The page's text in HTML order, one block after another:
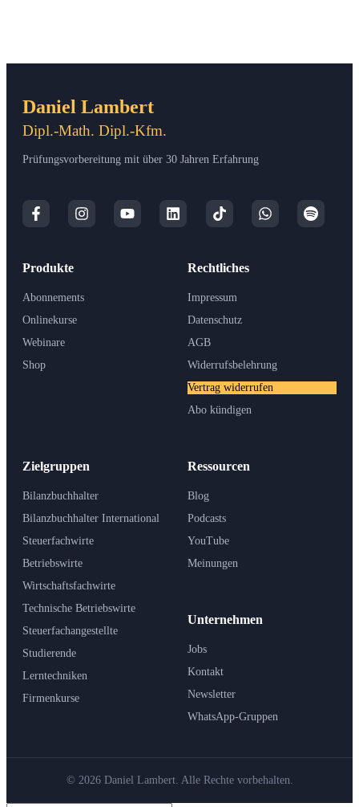
Daniel Lambert
Dipl.-Math. Dipl.-Kfm.
Prüfungsvorbereitung mit über 30 Jahren Erfahrung
Produkte
Abonnements
Onlinekurse
Webinare
Shop
Zielgruppen
Bilanzbuchhalter
Bilanzbuchhalter International
Steuerfachwirte
Betriebswirte
Wirtschaftsfachwirte
Technische Betriebswirte
Steuerfachangestellte
Studierende
Lerntechniken
Firmenkurse
Ressourcen
Blog
Podcasts
YouTube
Meinungen
Unternehmen
Jobs
Kontakt
Newsletter
WhatsApp-Gruppen
Rechtliches
Impressum
Datenschutz
AGB
Widerrufsbelehrung
Vertrag widerrufen
Abo kündigen
© 2026 Daniel Lambert. Alle Rechte vorbehalten.